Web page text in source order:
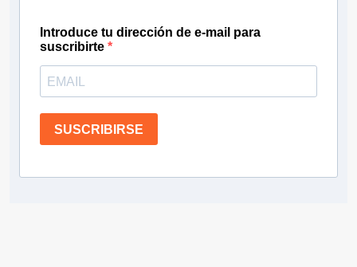
Introduce tu dirección de e-mail para
suscribirte
SUSCRIBIRSE